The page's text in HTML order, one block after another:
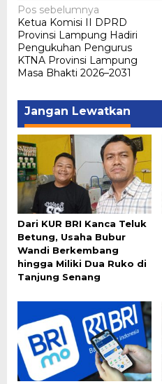
Navigasi
pos
Pos sebelumnya
Ketua Komisi II DPRD
Provinsi Lampung Hadiri
Pengukuhan Pengurus
KTNA Provinsi Lampung
Masa Bhakti 2026–2031
Jangan Lewatkan
Dari KUR BRI Kanca Teluk
Betung, Usaha Bubur
Wandi Berkembang
hingga Miliki Dua Ruko di
Tanjung Senang